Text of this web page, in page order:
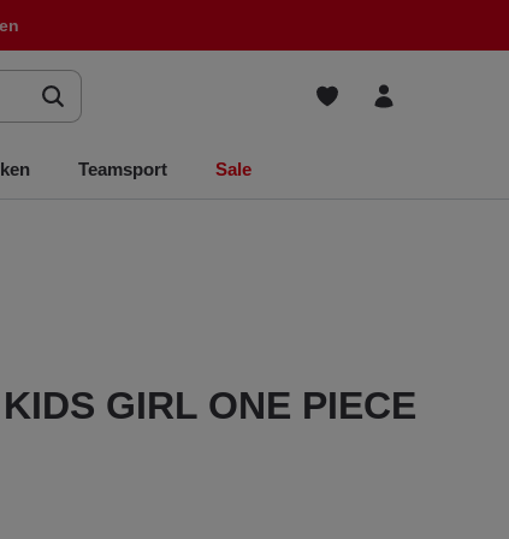
Teamsport Sale
GIRL ONE PIECE